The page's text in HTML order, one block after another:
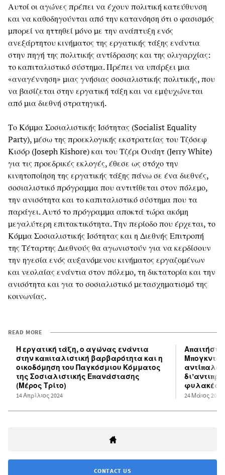
Αυτοί οι αγώνες πρέπει να έχουν πολιτική κατεύθυνση
και να καθοδηγούνται από την κατανόηση ότι ο φασισμός
μπορεί να ηττηθεί μόνο με την ανάπτυξη ενός
ανεξάρτητου κινήματος της εργατικής τάξης ενάντια
στην πηγή της πολιτικής αντίδρασης και της ολιγαρχίας:
το καπιταλιστικό σύστημα. Πρέπει να υπάρξει μια
«αναγέννηση» μιας γνήσιας σοσιαλιστικής πολιτικής, που
να βασίζεται στην εργατική τάξη και να εμψυχώνεται
από μια διεθνή στρατηγική.
Το Κόμμα Σοσιαλιστικής Ισότητας (Socialist Equality
Party), μέσω της προεκλογικής εκστρατείας του Τζόσεφ
Κισόρ (Joseph Kishore) και του Τζέρι Ουάητ (Jerry White)
για τις προεδρικές εκλογές, έθεσε ως στόχο την
κινητοποίηση της εργατικής τάξης πάνω σε ένα διεθνές,
σοσιαλιστικό πρόγραμμα που αντιτίθεται στον πόλεμο,
την ανισότητα και το καπιταλιστικό σύστημα που τα
παράγει. Αυτό το πρόγραμμα αποκτά τώρα ακόμη
μεγαλύτερη επιτακτικότητα. Την περίοδο που έρχεται, το
Κόμμα Σοσιαλιστικής Ισότητας και η Διεθνής Επιτροπή
της Τέταρτης Διεθνούς θα αγωνιστούν για να κερδίσουν
την ηγεσία ενός αυξανόμενου κινήματος εργαζομένων
και νεολαίας ενάντια στον πόλεμο, τη δικτατορία και την
ανισότητα και για το σοσιαλιστικό μετασχηματισμό της
κοινωνίας.
READ MORE
Η εργατική τάξη, ο αγώνας ενάντια
στην καπιταλιστική βαρβαρότητα και η
οικοδόμηση του Παγκόσμιου Κόμματος
της Σοσιαλιστικής Επανάστασης
(Μέρος Τρίτο)
14 Απρίλιος 2024
αντίπαλο
φυλακές
24 Μάιος 2024
CONTACT US